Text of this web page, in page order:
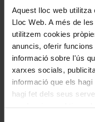
Aquest lloc web
Lloc Web. A més de
utilitzem cookies
anuncis, oferir
informació sobre l'ús
xarxes socials,
informació que els
hagi fet dels seus